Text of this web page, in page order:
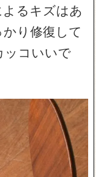
るキズはあ
り修復して
ッコいいで